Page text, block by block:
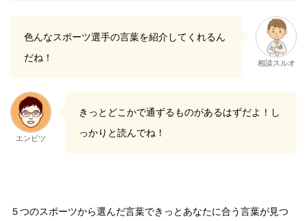
色んなスポーツ選手の言葉を紹介してくれるん
だね！
相談スルオ
エンピツ
きっとどこかで通ずるものがあるはずだよ！し
っかりと読んでね！
５つのスポーツから選んだ言葉できっとあなたに合う言葉が見つ